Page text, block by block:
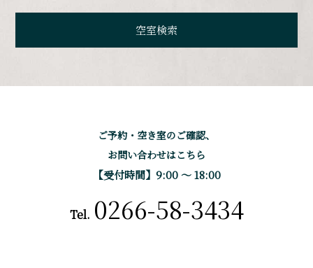
ご予約・空き室のご確認、
お問い合わせはこちら
【受付時間】9:00 〜 18:00
Tel. 0266-58-3434